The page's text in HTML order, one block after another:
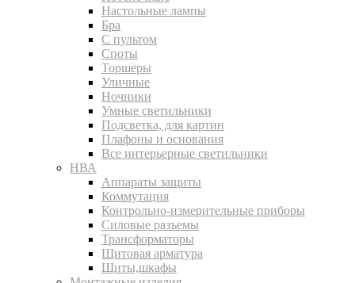
Настольные лампы
Бра
С пультом
Споты
Торшеры
Уличные
Ночники
Умные светильники
Подсветка, для картин
Плафоны и основания
Все интерьерные светильники
НВА
Аппараты защиты
Коммутация
Контрольно-измерительные приборы
Силовые разъемы
Трансформаторы
Щитовая арматура
Щиты,шкафы